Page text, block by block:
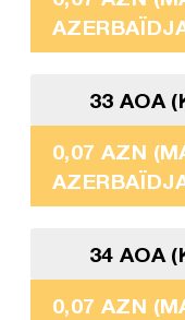
33 AOA
0,07 AZN
34 AOA
0,07 AZN